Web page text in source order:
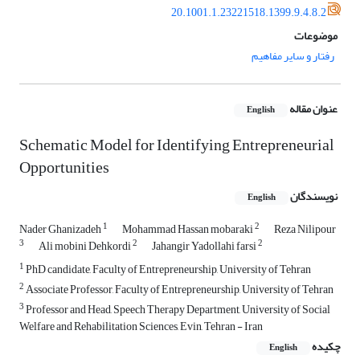
20.1001.1.23221518.1399.9.4.8.2
موضوعات
رفتار و سایر مفاهیم
عنوان مقاله English
Schematic Model for Identifying Entrepreneurial
Opportunities
نویسندگان English
Nader Ghanizadeh1 Mohammad Hassan mobaraki2 Reza Nilipour
3 Ali mobini Dehkordi2 Jahangir Yadollahi farsi2
1PhD candidate, Faculty of Entrepreneurship, University of Tehran
2Associate Professor, Faculty of Entrepreneurship, University of Tehran
3Professor and Head, Speech Therapy Department, University of Social
Welfare and Rehabilitation Sciences, Evin, Tehran - Iran
چکیده
English